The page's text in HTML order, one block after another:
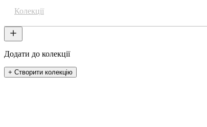
Колекції
Додати до колекції
+ Створити колекцію